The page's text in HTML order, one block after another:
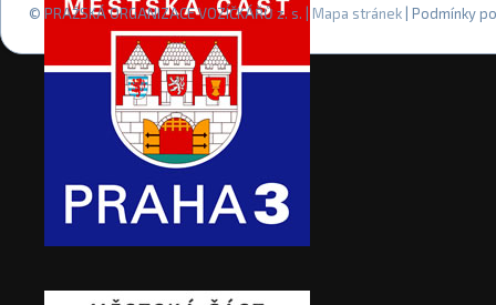
© PRAŽSKÁ ORGANIZACE VOZÍČKÁŘŮ z. s. | Mapa stránek | Podmínky